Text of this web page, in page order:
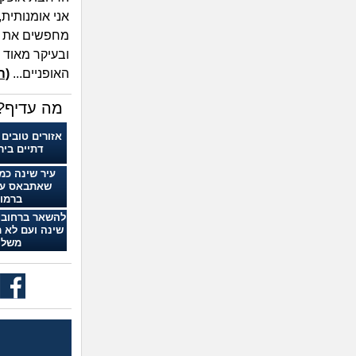
אני
מחפשים את
ובעיקר
האופניים...
מה
אזורים
דתיים
עיר שינה
שאתבאס
להשאר
שינה ועם לא